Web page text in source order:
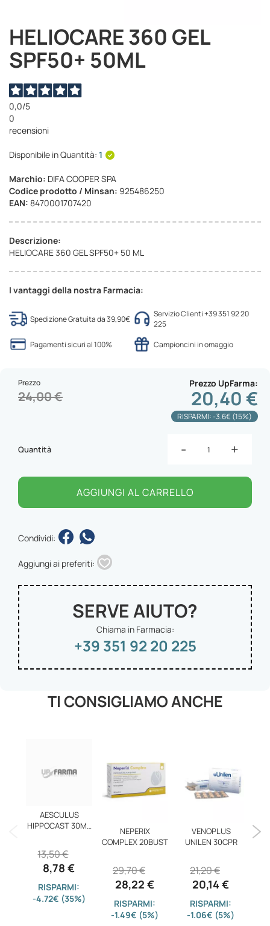
HELIOCARE 360 GEL
SPF50+ 50ML
0,0/5
0
recensioni
Disponibile in Quantità: 1
Marchio: DIFA COOPER SPA
Codice prodotto / Minsan: 925486250
EAN: 8470001707420
Descrizione:
HELIOCARE 360 GEL SPF50+ 50 ML
I vantaggi della nostra Farmacia:
Spedizione Gratuita da 39,90€
Servizio Clienti +39 351 92 20
225
Pagamenti sicuri al 100%
Campioncini in omaggio
Prezzo UpFarma
20,40 €
Prezzo
24,00 €
RISPARMI: -3.6€ (15%)
Quantità - +
AGGIUNGI AL CARRELLO
Condividi:
Aggiungi ai preferiti:
SERVE AIUTO?
Chiama in Farmacia:
+39 351 92 20 225
Vai
all'inizio
della
galleria
immagini
TI CONSIGLIAMO ANCHE
AESCULUS
HIPPOCAST 30ML
8,78 €
13,50 €
RISPARMI:
-4.72€ (35%)
NEPERIX
COMPLEX 20BUST
28,22 €
29,70 €
RISPARMI:
-1.49€ (5%)
VENOPLUS
UNILEN 30CPR
20,14 €
21,20 €
RISPARMI:
-1.06€ (5%)